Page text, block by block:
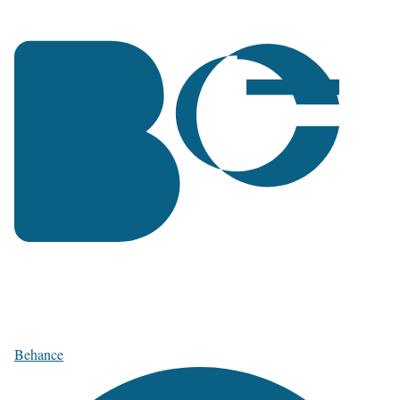
Behance